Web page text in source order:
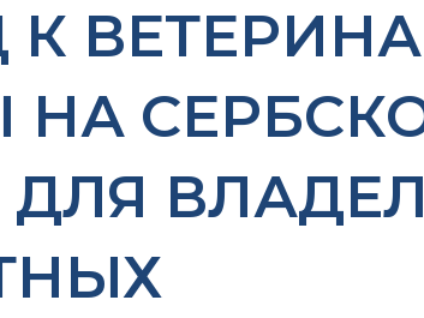
НА
ДЛЯ